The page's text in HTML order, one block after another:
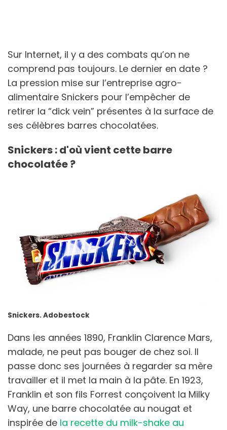
Sur Internet, il y a des combats qu’on ne
comprend pas toujours. Le dernier en date ?
La pression mise sur l’entreprise agro-
alimentaire Snickers pour l’empêcher de
retirer la “dick vein” présentes à la surface de
ses célèbres barres chocolatées.
Snickers : d'où vient cette barre
chocolatée ?
Snickers. Adobestock
Dans les années 1890, Franklin Clarence Mars,
malade, ne peut pas bouger de chez soi. Il
passe donc ses journées à regarder sa mère
travailler et il met la main à la pâte. En 1923,
Franklin et son fils Forrest conçoivent la Milky
Way, une barre chocolatée au nougat et
inspirée de la recette du milk-shake au